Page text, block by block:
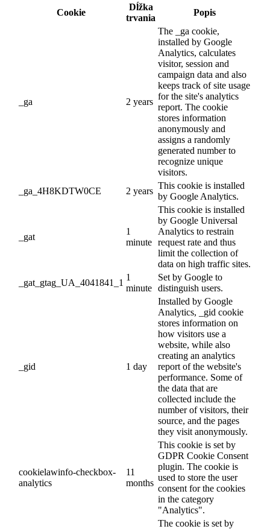
Cookie
Dĺžka
trvania
Popis
_ga 2 years
The _ga cookie,
installed by Google
Analytics, calculates
visitor, session and
campaign data and also
keeps track of site usage
for the site's analytics
report. The cookie
stores information
anonymously and
assigns a randomly
generated number to
recognize unique
visitors.
_ga_4H8KDTW0CE
2 years
This cookie is installed
by Google Analytics.
_gat
1
minute
This cookie is installed
by Google Universal
Analytics to restrain
request rate and thus
limit the collection of
data on high traffic sites.
_gat_gtag_UA_4041841_1
1
minute
Set by Google to
distinguish users.
_gid 1 day
Installed by Google
Analytics, _gid cookie
stores information on
how visitors use a
website, while also
creating an analytics
report of the website's
performance. Some of
the data that are
collected include the
number of visitors, their
source, and the pages
they visit anonymously.
cookielawinfo-checkbox-
analytics
11
months
This cookie is set by
GDPR Cookie Consent
plugin. The cookie is
used to store the user
consent for the cookies
in the category
"Analytics".
The cookie is set by